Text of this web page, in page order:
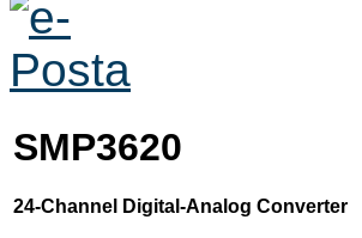
SMP3620
24-Channel Digital-Analog Converter